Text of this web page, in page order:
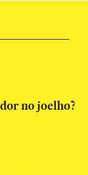
no joelho?